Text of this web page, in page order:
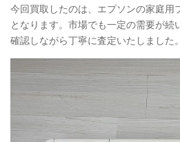
今回買取したのは、エプソンの家庭用
となります。市場でも一定の需要が続
確認しながら丁寧に査定いたしました。